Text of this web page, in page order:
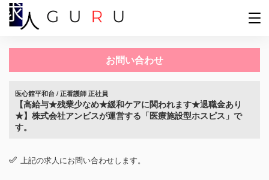
お問い合わせ
医心館平和台 / 正看護師 正社員
【高給与★残業少なめ★緩和ケアに関われます★退職金あり
★】株式会社アンビスが運営する「医療施設型ホスピス」で
す。
上記の求人にお問い合わせします。